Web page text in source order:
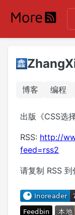
博客 编程
出版《CSS选
RSS: http://
feed=rss2
请复制 RSS